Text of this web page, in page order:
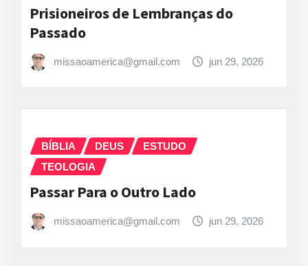
Prisioneiros de Lembranças do
Passado
missaoamerica@gmail.com jun 29, 2026
BÍBLIA DEUS
ESTUDO
TEOLOGIA
Passar Para o Outro Lado
missaoamerica@gmail.com jun 29, 2026